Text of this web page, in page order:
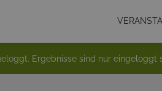
Ergebnisse sind nur eingeloggt